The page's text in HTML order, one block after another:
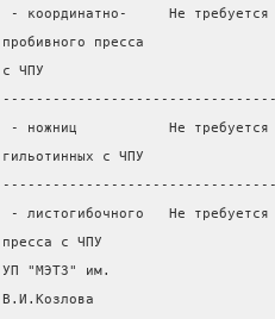
- координатно-     Не
пробивного пресса
с ЧПУ
- ножниц           Не
гильотинных с ЧПУ
- листогибочного   Не
пресса с ЧПУ
УП "МЭТЗ" им.
В.И.Козлова